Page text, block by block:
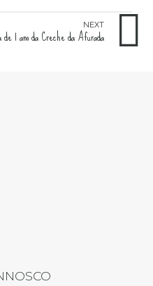
NEXT
de 1 ano da Creche da Afurada